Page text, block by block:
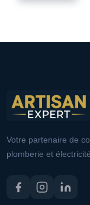
Votre partenaire de
plomberie et